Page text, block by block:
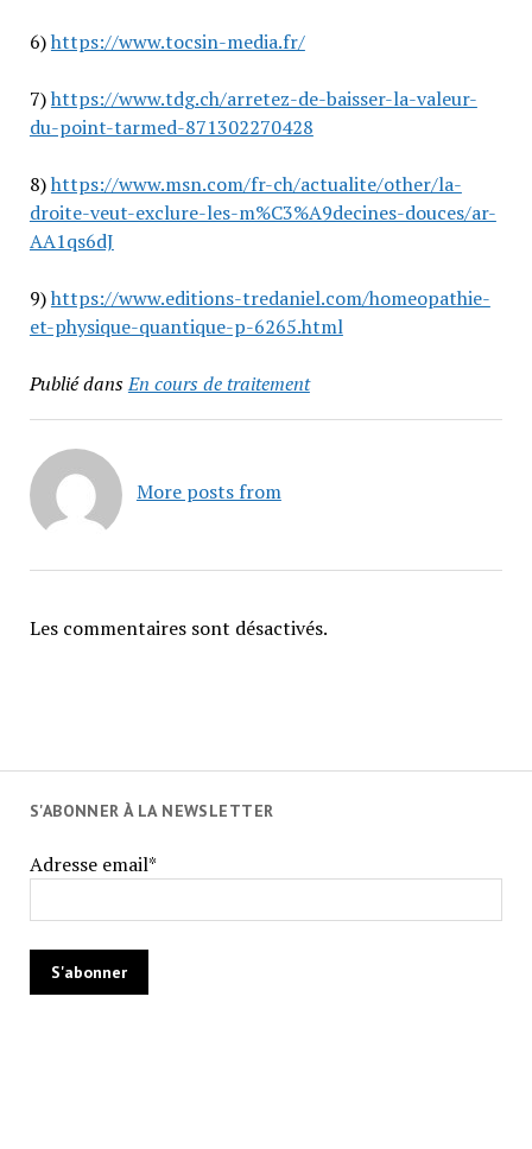
6)https://www.tocsin-media.fr/
7)https://www.tdg.ch/arretez-de-baisser-la-valeur-
du-point-tarmed-871302270428
8)https://www.msn.com/fr-ch/actualite/other/la-
droite-veut-exclure-les-m%C3%A9decines-douces/ar-
AA1qs6dJ
9)https://www.editions-tredaniel.com/homeopathie-
et-physique-quantique-p-6265.html
Publié dansEn cours de traitement
More posts from
Les commentaires sont désactivés.
S'ABONNER À LA NEWSLETTER
Adresse email*